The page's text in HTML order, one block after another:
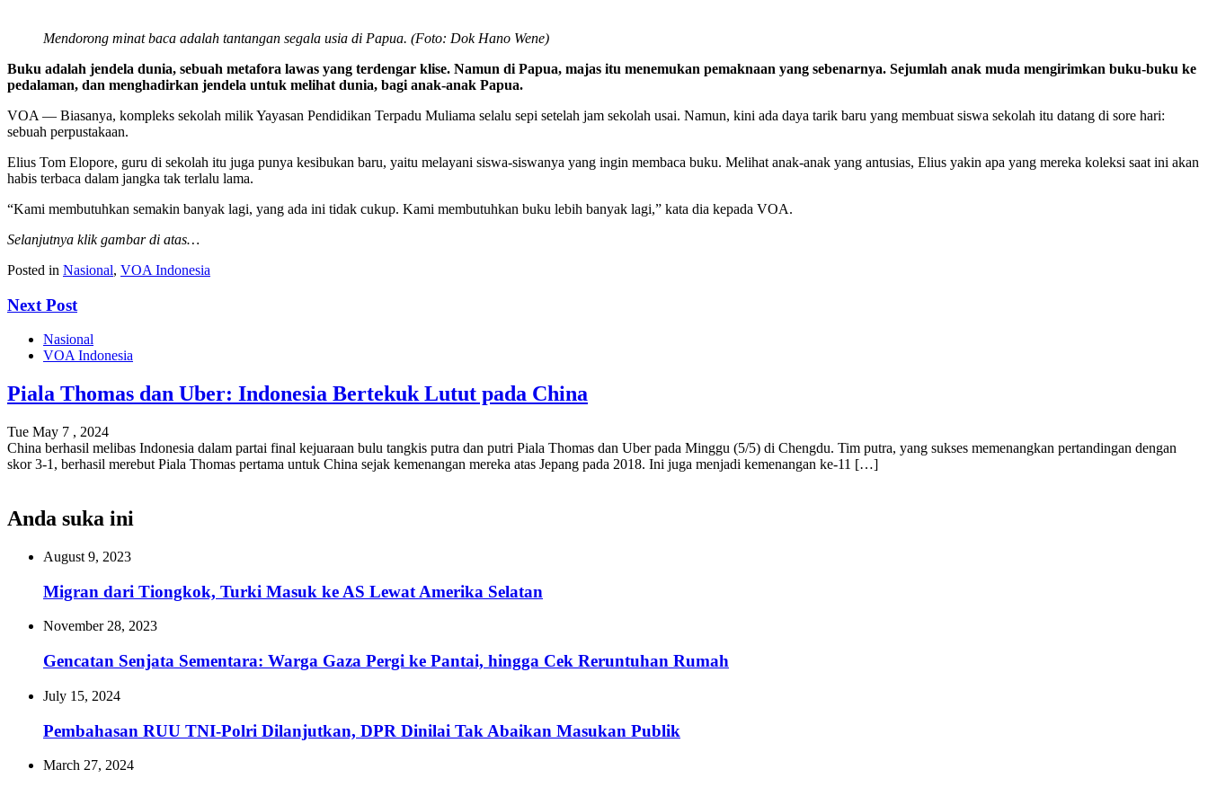
Mendorong minat baca adalah tantangan segala usia di Papua. (Foto: Dok Hano Wene)
Buku adalah jendela dunia, sebuah metafora lawas yang terdengar klise. Namun di Papua, majas itu menemukan pemaknaan yang sebenarnya. Sejumlah anak muda mengirimkan buku-buku ke
pedalaman, dan menghadirkan jendela untuk melihat dunia, bagi anak-anak Papua.
VOA — Biasanya, kompleks sekolah milik Yayasan Pendidikan Terpadu Muliama selalu sepi setelah jam sekolah usai. Namun, kini ada daya tarik baru yang membuat siswa sekolah itu datang di sore hari:
sebuah perpustakaan.
Elius Tom Elopore, guru di sekolah itu juga punya kesibukan baru, yaitu melayani siswa-siswanya yang ingin membaca buku. Melihat anak-anak yang antusias, Elius yakin apa yang mereka koleksi saat ini akan
habis terbaca dalam jangka tak terlalu lama.
“Kami membutuhkan semakin banyak lagi, yang ada ini tidak cukup. Kami membutuhkan buku lebih banyak lagi,” kata dia kepada VOA.
Selanjutnya klik gambar di atas…
Posted in Nasional, VOA Indonesia
Next Post
Nasional
VOA Indonesia
Piala Thomas dan Uber: Indonesia Bertekuk Lutut pada China
Tue May 7 , 2024
China berhasil melibas Indonesia dalam partai final kejuaraan bulu tangkis putra dan putri Piala Thomas dan Uber pada Minggu (5/5) di Chengdu. Tim putra, yang sukses memenangkan pertandingan dengan
skor 3-1, berhasil merebut Piala Thomas pertama untuk China sejak kemenangan mereka atas Jepang pada 2018. Ini juga menjadi kemenangan ke-11 […]
Anda suka ini
August 9, 2023
Migran dari Tiongkok, Turki Masuk ke AS Lewat Amerika Selatan
November 28, 2023
Gencatan Senjata Sementara: Warga Gaza Pergi ke Pantai, hingga Cek Reruntuhan Rumah
July 15, 2024
Pembahasan RUU TNI-Polri Dilanjutkan, DPR Dinilai Tak Abaikan Masukan Publik
March 27, 2024